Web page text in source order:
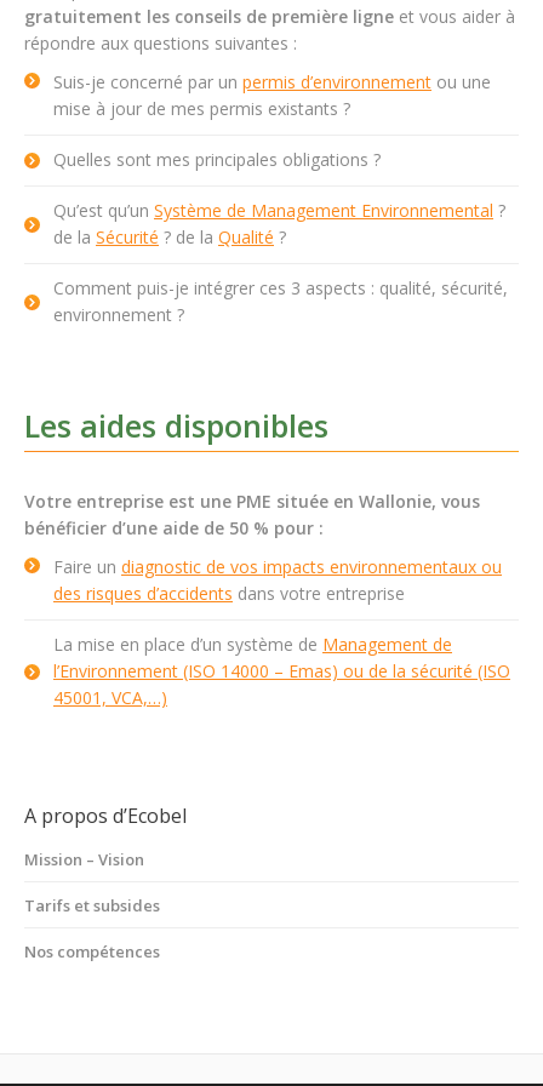
gratuitement les conseils de première ligne et vous aider à
répondre aux questions suivantes :
Suis-je concerné par un permis d’environnement ou une
mise à jour de mes permis existants ?
Quelles sont mes principales obligations ?
Qu’est qu’un Système de Management Environnemental ?
de la Sécurité ? de la Qualité ?
Comment puis-je intégrer ces 3 aspects : qualité, sécurité,
environnement ?
Les aides disponibles
Votre entreprise est une PME située en Wallonie, vous
bénéficier d’une aide de 50 % pour :
Faire un diagnostic de vos impacts environnementaux ou
des risques d’accidents dans votre entreprise
La mise en place d’un système de Management de
l’Environnement (ISO 14000 – Emas) ou de la sécurité (ISO
45001, VCA,…)
A propos d’Ecobel
Mission – Vision
Tarifs et subsides
Nos compétences